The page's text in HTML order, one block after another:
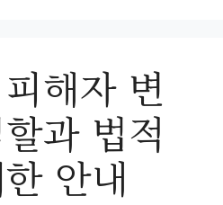
해자 변
과 법적
안내